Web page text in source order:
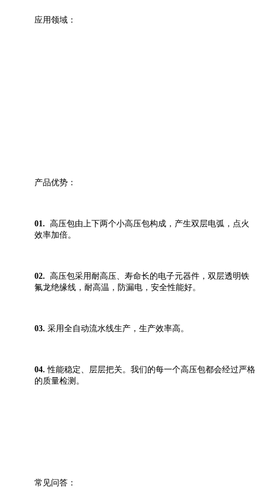
应用领域：
产品优势：
01. 高压包由上下两个小高压包构成，产生双层电弧，点火
效率加倍。
02. 高压包采用耐高压、寿命长的电子元器件，双层透明铁
氟龙绝缘线，耐高温，防漏电，安全性能好。
03. 采用全自动流水线生产，生产效率高。
04.性能稳定、层层把关。我们的每一个高压包都会经过严格
的质量检测。
常见问答：